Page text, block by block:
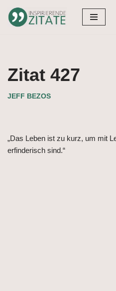
Zum
Zitat 427
JEFF BEZOS
„Das Leben ist zu kurz, um mit
erfinderisch sind.“